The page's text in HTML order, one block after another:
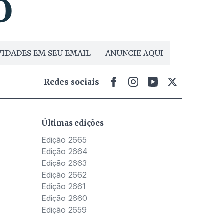
EM SEU EMAIL ANUNCIE AQUI
Redes sociais
Últimas edições
Edição 2665
Edição 2664
Edição 2663
Edição 2662
Edição 2661
Edição 2660
Edição 2659